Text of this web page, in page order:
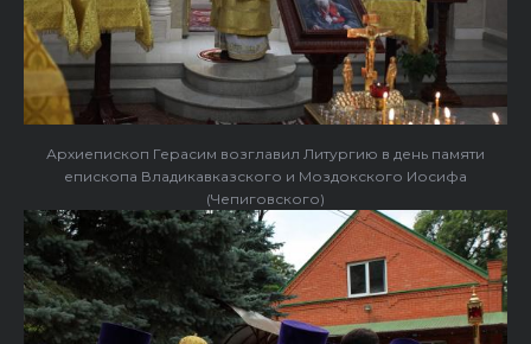
Архиепископ Герасим возглавил Литургию в день памяти
епископа Владикавказского и Моздокского Иосифа
(Чепиговского)